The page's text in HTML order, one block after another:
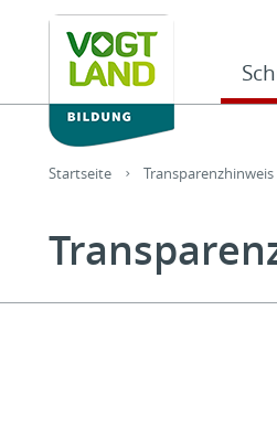
Sie sind hier:
Startseite Transparenzhinweis